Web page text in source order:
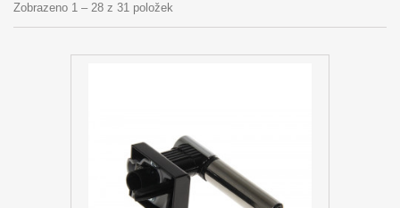
Zobrazeno 1 – 28 z 31 položek